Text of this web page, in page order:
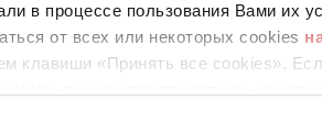
в процессе пользования Вами их
от всех или некоторых cookies
клавиши «Принять все cookies».